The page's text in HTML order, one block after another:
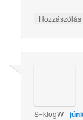
Hozzászólás
S=klogW-